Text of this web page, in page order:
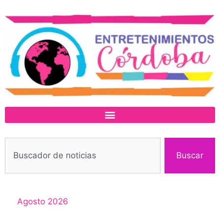
Buscar
Agosto 2026